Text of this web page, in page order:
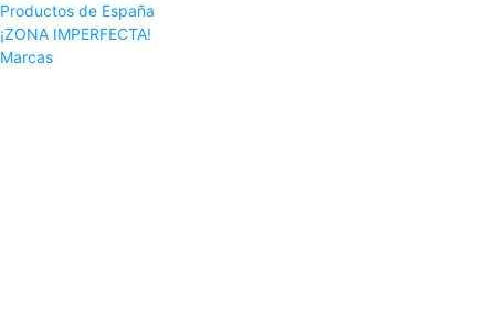
Productos de España
¡ZONA IMPERFECTA!
Marcas